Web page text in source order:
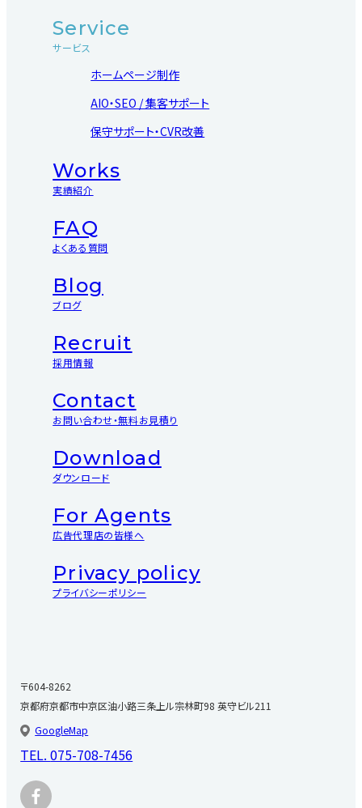
〒604-8262
京都府京都市中京区油小路三条上ル宗林町98 英守ビル211
GoogleMap
TEL.075-708-7456
Service
サービス
ホームページ制作
AIO・SEO / 集客サポート
保守サポート・CVR改善
Works
実績紹介
FAQ
よくある質問
Blog
ブログ
Recruit
採用情報
Contact
お問い合わせ・無料お見積り
Download
ダウンロード
For Agents
広告代理店の皆様へ
Privacy policy
プライバシーポリシー